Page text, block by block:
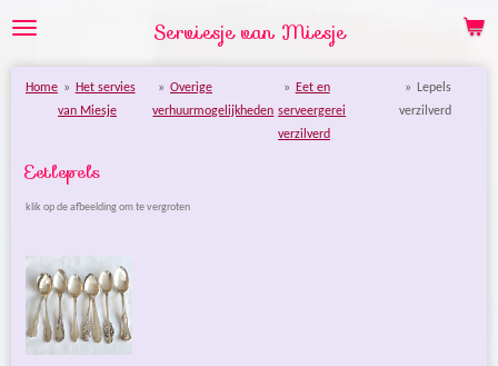
Ga
naar
hoofdinhoud
Serviesje van Miesje
Home »
Het servies
van Miesje
» Overige
verhuurmogelijkheden
»
Eet en
serveergerei
verzilverd
»
Lepels
verzilverd
Eetlepels
klik op de afbeelding om te vergroten